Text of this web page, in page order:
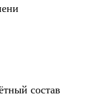
состав